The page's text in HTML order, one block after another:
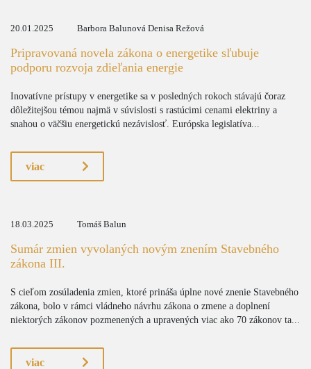
20.01.2025 Barbora Balunová Denisa Režová
Pripravovaná novela zákona o energetike sľubuje
podporu rozvoja zdieľania energie
Inovatívne prístupy v energetike sa v posledných rokoch stávajú čoraz
dôležitejšou témou najmä v súvislosti s rastúcimi cenami elektriny a
snahou o väčšiu energetickú nezávislosť. Európska legislatíva...
viac
18.03.2025 Tomáš Balun
Sumár zmien vyvolaných novým znením Stavebného
zákona III.
S cieľom zosúladenia zmien, ktoré prináša úplne nové znenie Stavebného
zákona, bolo v rámci vládneho návrhu zákona o zmene a doplnení
niektorých zákonov pozmenených a upravených viac ako 70 zákonov ta...
viac